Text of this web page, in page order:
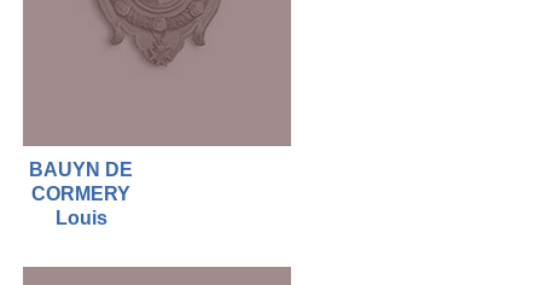
BAUYN DE
CORMERY
Louis